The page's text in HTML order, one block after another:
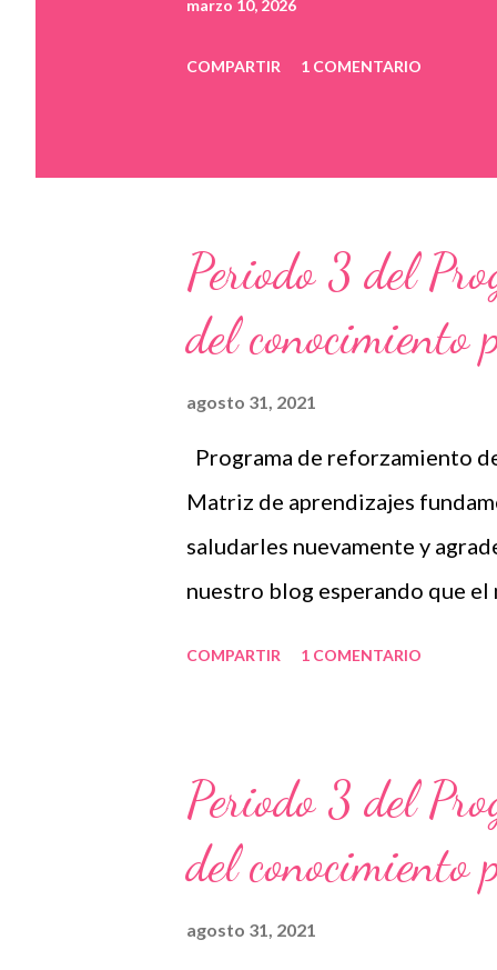
marzo 10, 2026
COMPARTIR 1 COMENTARIO
Periodo 3 del
del conocimiento
agosto 31, 2021
Programa de reforzamiento
Matriz de aprendizajes
saludarles nuevamente y
nuestro blog esperando que el
podemos trabajar y las
asignaturas de español,
conoce como matriz de
forma parte del programa de
COMPARTIR 1 COMENTARIO
Periodo 3 del
del conocimiento
agosto 31, 2021